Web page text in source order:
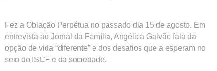
Fez a Oblação Perpétua no passado dia 15 de agosto. Em
entrevista ao Jornal da Família, Angélica Galvão fala da
opção de vida “diferente” e dos desafios que a esperam no
seio do ISCF e da sociedade.